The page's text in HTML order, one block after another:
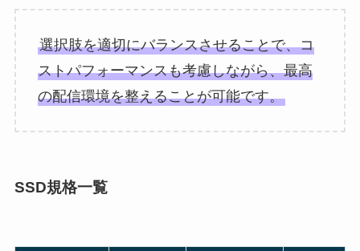
選択肢を適切にバランスさせることで、コ
ストパフォーマンスも考慮しながら、最高
の配信環境を整えることが可能です。
SSD規格一覧